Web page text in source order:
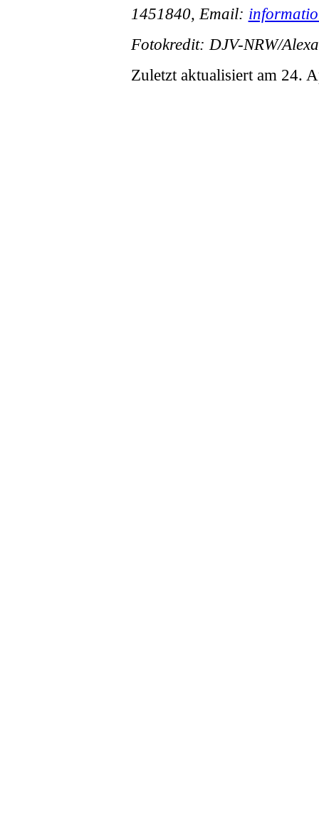
1451840, Email:
Fotokredit: DJV-NRW/
Zuletzt aktualisiert am 24.